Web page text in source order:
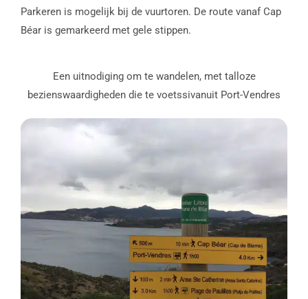
Parkeren is mogelijk bij de vuurtoren. De route vanaf Cap
Béar is gemarkeerd met gele stippen.
Een uitnodiging om te wandelen, met talloze
bezienswaardigheden die te voetssivanuit Port-Vendres